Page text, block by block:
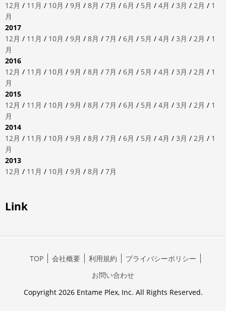
12月 / 11月 / 10月 / 9月 / 8月 / 7月 / 6月 / 5月 / 4月 / 3月 / 2月 / 1
月
2017
12月 / 11月 / 10月 / 9月 / 8月 / 7月 / 6月 / 5月 / 4月 / 3月 / 2月 / 1
月
2016
12月 / 11月 / 10月 / 9月 / 8月 / 7月 / 6月 / 5月 / 4月 / 3月 / 2月 / 1
月
2015
12月 / 11月 / 10月 / 9月 / 8月 / 7月 / 6月 / 5月 / 4月 / 3月 / 2月 / 1
月
2014
12月 / 11月 / 10月 / 9月 / 8月 / 7月 / 6月 / 5月 / 4月 / 3月 / 2月 / 1
月
2013
12月 / 11月 / 10月 / 9月 / 8月 / 7月
Link
TOP 会社概要 利用規約
プライバシーポリシー
お問い合わせ
Copyright 2026 Entame Plex, Inc. All Rights Reserved.